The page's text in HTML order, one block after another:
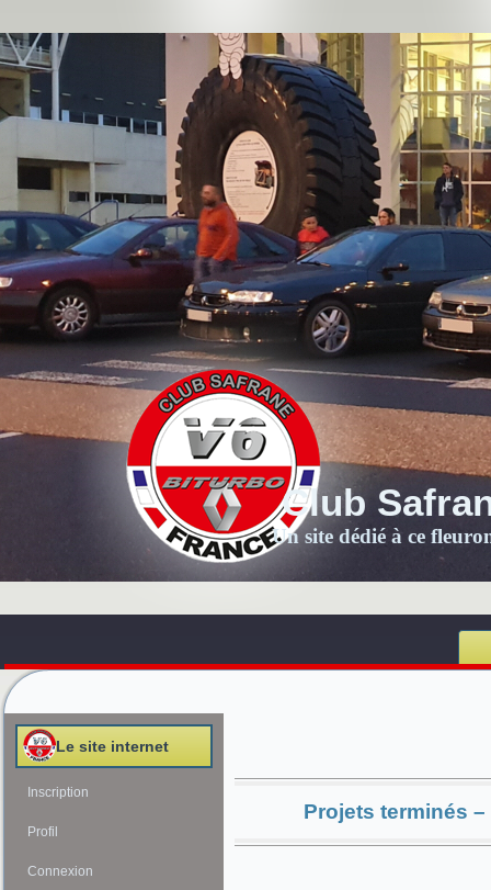
Club
Un site dédié à ce
Le site internet
Inscription
Profil
Connexion
Projets terminés